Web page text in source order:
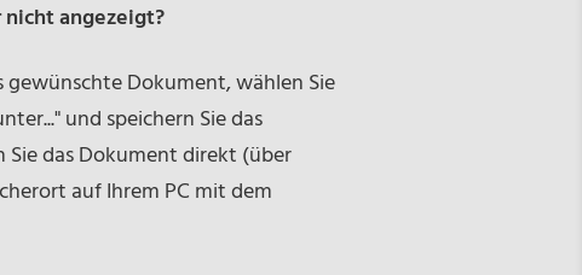
angezeigt?
Dokument, wählen Sie
und speichern Sie das
das Dokument direkt (über
auf Ihrem PC mit dem